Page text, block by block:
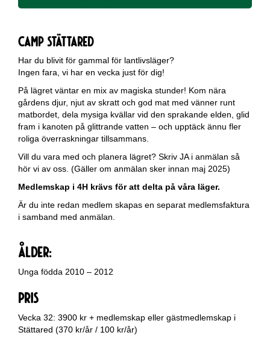
Camp Stättared
Har du blivit för gammal för lantlivsläger?
Ingen fara, vi har en vecka just för dig!
På lägret väntar en mix av magiska stunder! Kom nära
gårdens djur, njut av skratt och god mat med vänner runt
matbordet, dela mysiga kvällar vid den sprakande elden, glid
fram i kanoten på glittrande vatten – och upptäck ännu fler
roliga överraskningar tillsammans.
Vill du vara med och planera lägret? Skriv JA i anmälan så
hör vi av oss. (Gäller om anmälan sker innan maj 2025)
Medlemskap i 4H krävs för att delta på våra läger.
Är du inte redan medlem skapas en separat medlemsfaktura
i samband med anmälan.
Ålder:
Unga födda 2010 – 2012
PRIS
Vecka 32: 3900 kr + medlemskap eller gästmedlemskap i
Stättared (370 kr/år / 100 kr/år)